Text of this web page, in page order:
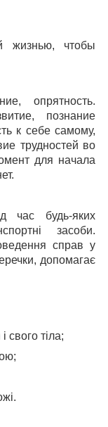
жизнью, чтобы
опрятность.
познание
к себе самому,
трудностей во
для на­чала
час будь-яких
засоби.
справ у
допомагає
тіла;